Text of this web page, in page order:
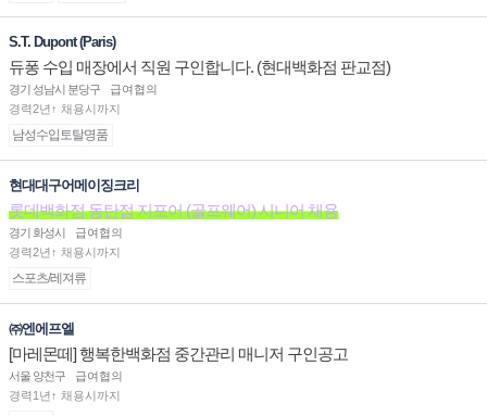
S.T. Dupont (Paris)
듀퐁 수입 매장에서 직원 구인합니다. (현대백화점 판교점)
경기 성남시 분당구
급여협의
경력2년↑ 채용시까지
남성수입토탈명품
현대대구어메이징크리
롯데백화점 동탄점 지포어 (골프웨어) 시니어 채용
경기 화성시
급여협의
경력2년↑ 채용시까지
스포츠/레져류
㈜엔에프엘
[마레몬떼] 행복한백화점 중간관리 매니저 구인공고
서울 양천구
급여협의
경력1년↑ 채용시까지